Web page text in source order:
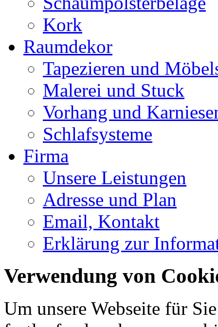
Kork
Raumdekor
Tapezieren und
Malerei und Stuck
Vorhang und
Schlafsysteme
Firma
Unsere Leistungen
Adresse und Plan
Email, Kontakt
Erklärung zur
Verwendung von
Um unsere Webseite für